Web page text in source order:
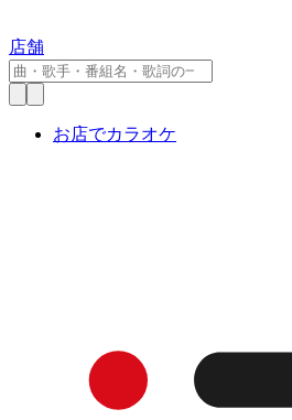
店舗
お店でカラオケ